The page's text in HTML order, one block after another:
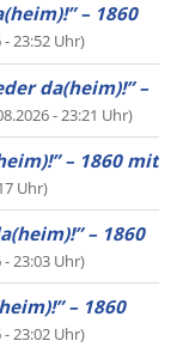
– 1860
- 23:52 Uhr)
da(heim)!” –
- 23:21 Uhr)
– 1860 mit
Uhr)
– 1860
- 23:03 Uhr)
– 1860
- 23:02 Uhr)